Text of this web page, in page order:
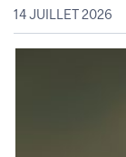
14 JUILLET 2026